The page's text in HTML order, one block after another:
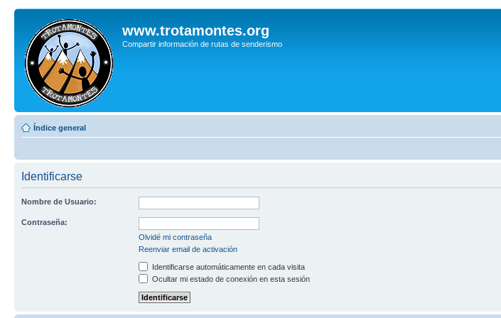
www.trotamontes.org
Compartir información de rutas de senderismo
Índice general
Identificarse
Nombre de Usuario:
Contraseña:
Olvidé mi contraseña
Reenviar email de activación
Identificarse automáticamente en cada visita
Ocultar mi estado de conexión en esta sesión